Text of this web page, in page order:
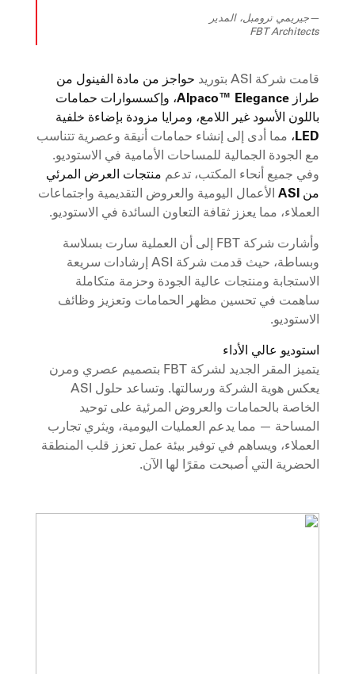
—جيريمي ترومبل، المدير
FBT Architects
قامت شركة ASI بتوريد
حواجز من مادة الفينول من
طراز Alpaco™ Elegance، وإكسسوارات حمامات
باللون الأسود غير اللامع، ومرايا مزودة بإضاءة خلفية
LED، مما أدى إلى إنشاء حمامات أنيقة وعصرية تتناسب
مع الجودة الجمالية للمساحات الأمامية في الاستوديو.
وفي جميع أنحاء المكتب، تدعم منتجات العرض المرئي
من ASI
الأعمال اليومية والعروض التقديمية واجتماعات
العملاء، مما يعزز ثقافة التعاون السائدة في الاستوديو.
وأشارت شركة FBT إلى أن العملية سارت بسلاسة
وبساطة، حيث قدمت شركة ASI إرشادات سريعة
الاستجابة ومنتجات عالية الجودة وحزمة متكاملة
ساهمت في تحسين مظهر الحمامات وتعزيز وظائف
الاستوديو.
استوديو عالي الأداء
يتميز المقر الجديد لشركة FBT بتصميم عصري ومرن
يعكس هوية الشركة ورسالتها. وتساعد حلول ASI
الخاصة بالحمامات والعروض المرئية على توحيد
المساحة — مما يدعم العمليات اليومية، ويثري تجارب
العملاء، ويساهم في توفير بيئة عمل تعزز قلب المنطقة
الحضرية التي أصبحت مقرًا لها الآن.